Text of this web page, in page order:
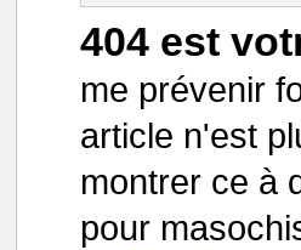
404 est
me prévenir
article n'est
montrer ce à
pour